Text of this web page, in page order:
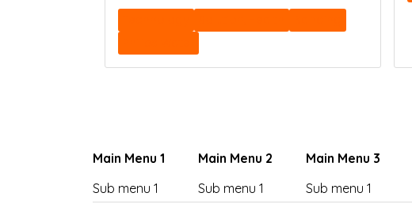
Main Menu 1
Sub menu 1
Main Menu 2
Sub menu 1
Main Menu 3
Sub menu 1